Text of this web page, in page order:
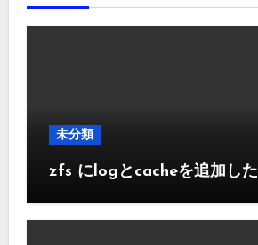
未分類
zfs にlogとcacheを追加した